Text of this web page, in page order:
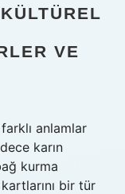
VE
anlamlar
karın
kurma
bir tür